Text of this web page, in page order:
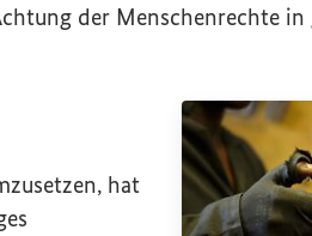
der Menschenrechte in
hat